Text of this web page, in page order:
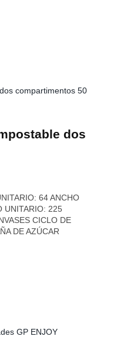
dos
64 ANCHO
UNITARIO: 225
CICLO DE
DE AZÚCAR